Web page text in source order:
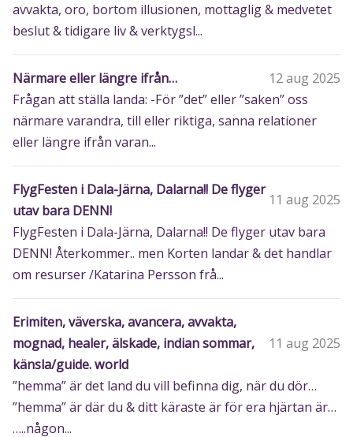
avvakta, oro, bortom illusionen, mottaglig & medvetet
beslut & tidigare liv & verktygsl...
Närmare eller längre ifrån…
12 aug 2025
Frågan att ställa landa: -För ”det” eller ”saken” oss
närmare varandra, till eller riktiga, sanna relationer
eller längre ifrån varan...
FlygFesten i Dala-Järna, Dalarna!! De flyger
utav bara DENN!
11 aug 2025
FlygFesten i Dala-Järna, Dalarna!! De flyger utav bara
DENN! Återkommer.. men Korten landar & det handlar
om resurser /Katarina Persson frå...
Erimiten, väverska, avancera, avvakta,
mognad, healer, älskade, indian sommar,
känsla/guide. world
11 aug 2025
”hemma” är det land du vill befinna dig, när du dör…
”hemma” är där du & ditt käraste är för era hjärtan är…
…..någon...